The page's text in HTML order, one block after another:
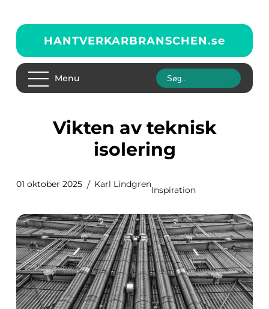
HANTVERKARBRANSCHEN.se
Menu
Vikten av teknisk
isolering
01 oktober 2025 Karl Lindgren
Inspiration